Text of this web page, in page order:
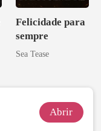
Felicidade para
sempre
Sea Tease
Abrir